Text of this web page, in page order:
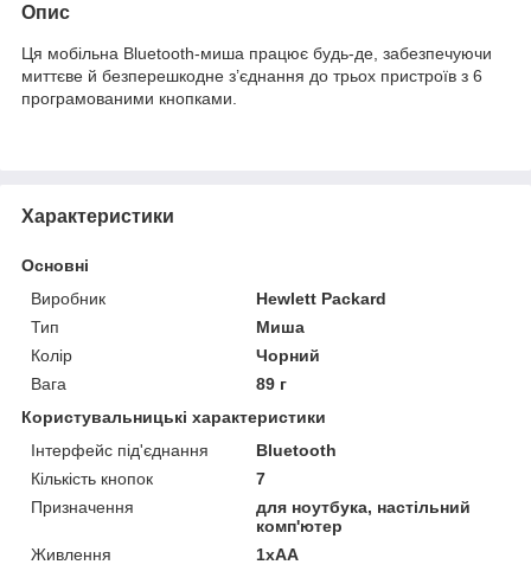
Опис
Ця мобільна Bluetooth-миша працює будь-де, забезпечуючи
миттєве й безперешкодне з’єднання до трьох пристроїв з 6
програмованими кнопками.
Характеристики
Основні
Виробник
Hewlett Packard
Тип
Миша
Колір
Чорний
Вага
89 г
Користувальницькі характеристики
Інтерфейс під'єднання
Bluetooth
Кількість кнопок
7
Призначення
для ноутбука, настільний
комп'ютер
Живлення
1xAA